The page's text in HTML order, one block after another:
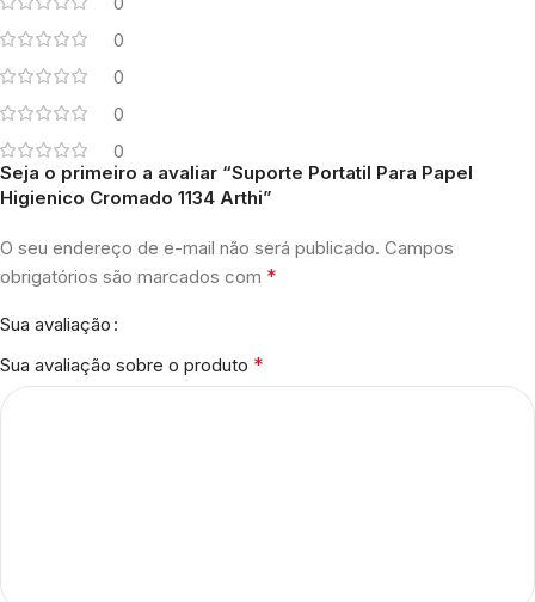
0
0
0
0
Seja o primeiro a avaliar “Suporte Portatil Para Papel
Higienico Cromado 1134 Arthi”
O seu endereço de e-mail não será publicado. Campos
obrigatórios são marcados com *
Sua avaliação
Sua avaliação sobre o produto *